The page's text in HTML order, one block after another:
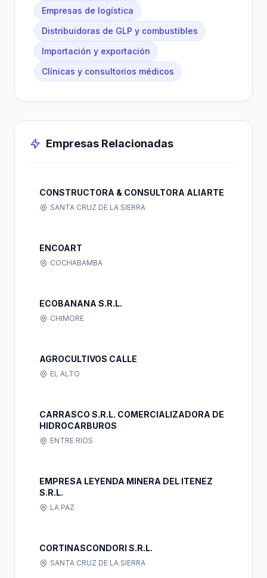
Empresas de logística
Distribuidoras de GLP y combustibles
Importación y exportación
Clínicas y consultorios médicos
Empresas Relacionadas
CONSTRUCTORA & CONSULTORA ALIARTE
SANTA CRUZ DE LA SIERRA
ENCOART
COCHABAMBA
ECOBANANA S.R.L.
CHIMORE
AGROCULTIVOS CALLE
EL ALTO
CARRASCO S.R.L. COMERCIALIZADORA DE
HIDROCARBUROS
ENTRE RIOS
EMPRESA LEYENDA MINERA DEL ITENEZ
S.R.L.
LA PAZ
CORTINASCONDORI S.R.L.
SANTA CRUZ DE LA SIERRA